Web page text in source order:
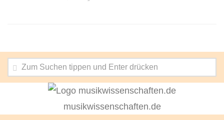
musikwissenschaften.de